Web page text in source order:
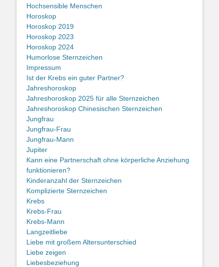
Hochsensible Menschen
Horoskop
Horoskop 2019
Horoskop 2023
Horoskop 2024
Humorlose Sternzeichen
Impressum
Ist der Krebs ein guter Partner?
Jahreshoroskop
Jahreshoroskop 2025 für alle Sternzeichen
Jahreshoroskop Chinesischen Sternzeichen
Jungfrau
Jungfrau-Frau
Jungfrau-Mann
Jupiter
Kann eine Partnerschaft ohne körperliche Anziehung
funktionieren?
Kinderanzahl der Sternzeichen
Komplizierte Sternzeichen
Krebs
Krebs-Frau
Krebs-Mann
Langzeitliebe
Liebe mit großem Altersunterschied
Liebe zeigen
Liebesbeziehung